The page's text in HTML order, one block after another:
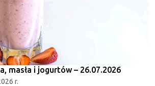
masła i jogurtów – 26.07.2026
r.